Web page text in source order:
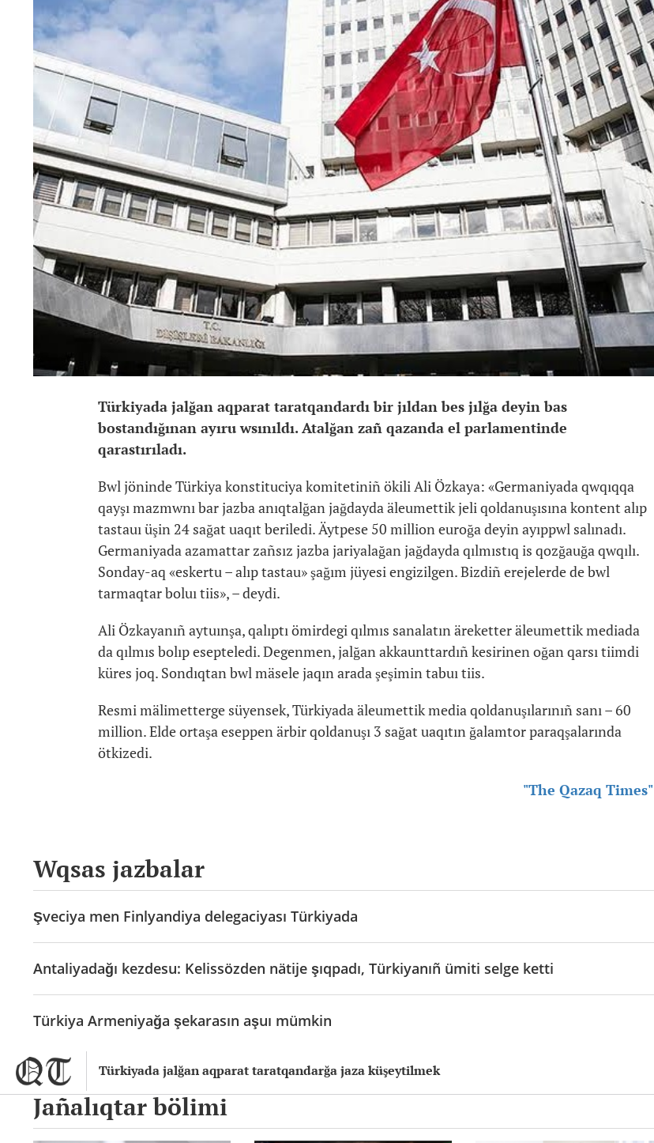
Türkiyada jalğan aqparat taratqandarğa jaza küşeytilmek
Türkiyada jalğan aqparat taratqandardı bir jıldan bes jılğa deyin bas
bostandığınan ayıru wsınıldı. Atalğan zañ qazanda el parlamentinde
qarastırıladı.
Bwl jöninde Türkiya konstituciya komitetiniñ ökili Ali Özkaya: «Germaniyada qwqıqqa
qayşı mazmwnı bar jazba anıqtalğan jağdayda äleumettik jeli qoldanuşısına kontent alıp
tastauı üşin 24 sağat uaqıt beriledi. Äytpese 50 million euroğa deyin ayıppwl salınadı.
Germaniyada azamattar zañsız jazba jariyalağan jağdayda qılmıstıq is qozğauğa qwqılı.
Sonday-aq «eskertu – alıp tastau» şağım jüyesi engizilgen. Bizdiñ erejelerde de bwl
tarmaqtar boluı tiis», – deydi.
Ali Özkayanıñ aytuınşa, qalıptı ömirdegi qılmıs sanalatın äreketter äleumettik mediada
da qılmıs bolıp esepteledi. Degenmen, jalğan akkaunttardıñ kesirinen oğan qarsı tiimdi
küres joq. Sondıqtan bwl mäsele jaqın arada şeşimin tabuı tiis.
Resmi mälimetterge süyensek, Türkiyada äleumettik media qoldanuşılarınıñ sanı – 60
million. Elde ortaşa eseppen ärbir qoldanuşı 3 sağat uaqıtın ğalamtor paraqşalarında
ötkizedi.
"The Qazaq Times"
Wqsas jazbalar
Şveciya men Finlyandiya delegaciyası Türkiyada
Antaliyadağı kezdesu: Kelissözden nätije şıqpadı, Türkiyanıñ ümiti selge ketti
Türkiya Armeniyağa şekarasın aşuı mümkin
Jañalıqtar bölimi